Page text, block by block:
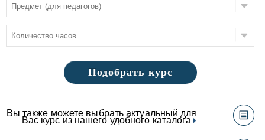
Подобрать курс
Вы также можете выбрать актуальный для
Вас курс из нашего удобного каталога